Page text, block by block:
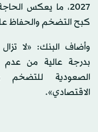
2027، ما يعكس
كبح التضخم والحفاظ
وأضاف البنك: «لا
بدرجة عالية من عدم
الصعودية للتضخم
الاقتصادي».